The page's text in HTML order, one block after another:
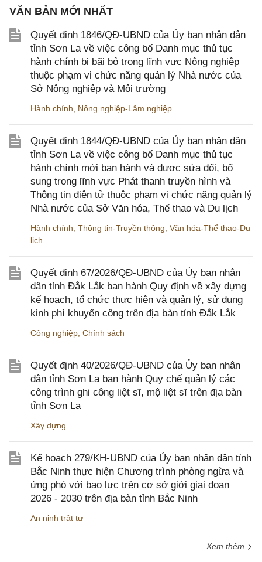
VĂN BẢN MỚI NHẤT
Quyết định 1846/QĐ-UBND của Ủy ban nhân dân
tỉnh Sơn La về việc công bố Danh mục thủ tục
hành chính bị bãi bỏ trong lĩnh vực Nông nghiệp
thuộc phạm vi chức năng quản lý Nhà nước của
Sở Nông nghiệp và Môi trường
Hành chính Nông nghiệp-Lâm nghiệp
Quyết định 1844/QĐ-UBND của Ủy ban nhân dân
tỉnh Sơn La về việc công bố Danh mục thủ tục
hành chính mới ban hành và được sửa đổi, bổ
sung trong lĩnh vực Phát thanh truyền hình và
Thông tin điện tử thuộc phạm vi chức năng quản lý
Nhà nước của Sở Văn hóa, Thể thao và Du lịch
Hành chính Thông tin-Truyền thông Văn hóa-Thể thao-Du
lịch
Quyết định 67/2026/QĐ-UBND của Ủy ban nhân
dân tỉnh Đắk Lắk ban hành Quy định về xây dựng
kế hoạch, tổ chức thực hiện và quản lý, sử dụng
kinh phí khuyến công trên địa bàn tỉnh Đắk Lắk
Công nghiệp Chính sách
Quyết định 40/2026/QĐ-UBND của Ủy ban nhân
dân tỉnh Sơn La ban hành Quy chế quản lý các
công trình ghi công liệt sĩ, mộ liệt sĩ trên địa bàn
tỉnh Sơn La
Xây dựng
Kế hoạch 279/KH-UBND của Ủy ban nhân dân tỉnh
Bắc Ninh thực hiện Chương trình phòng ngừa và
ứng phó với bạo lực trên cơ sở giới giai đoạn
2026 - 2030 trên địa bàn tỉnh Bắc Ninh
An ninh trật tự
Xem thêm